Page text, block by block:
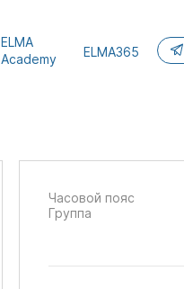
ELMA
Academy
ELMA365
Часовой пояс
Группа